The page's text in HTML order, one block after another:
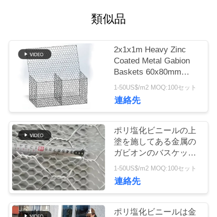
工
場
ツ
ア
ー
類似品
2x1x1m Heavy Zinc
Coated Metal Gabion
Baskets 60x80mm
Hexagonal Mesh
1-50US$/m2 MOQ:100セット
連絡先
ポリ塩化ビニールの上
塗を施してある金属の
ガビオンのバスケット
の重い電流を通された
盛土の保護
1-50US$/m2 MOQ:100セット
連絡先
ポリ塩化ビニールは金